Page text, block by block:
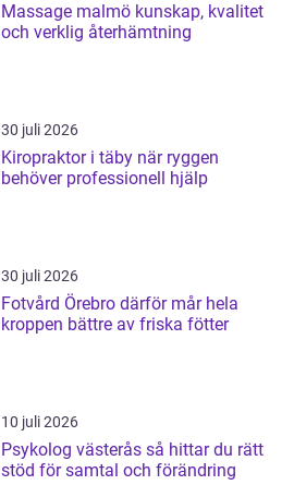
Massage malmö kunskap, kvalitet
och verklig återhämtning
30 juli 2026
Kiropraktor i täby när ryggen
behöver professionell hjälp
30 juli 2026
Fotvård Örebro därför mår hela
kroppen bättre av friska fötter
10 juli 2026
Psykolog västerås så hittar du rätt
stöd för samtal och förändring